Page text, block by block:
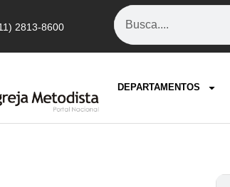
2813-8600
DEPARTAMENTOS